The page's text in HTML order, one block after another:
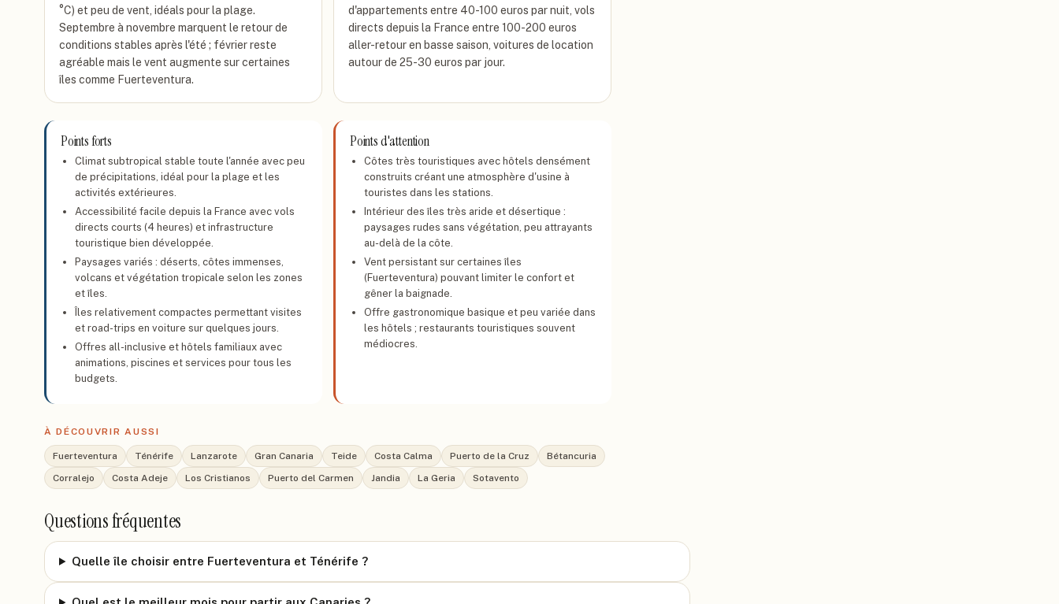
°C) et peu de vent, idéals pour la plage.
Septembre à novembre marquent le retour de
conditions stables après l'été ; février reste
agréable mais le vent augmente sur certaines
îles comme Fuerteventura.
d'appartements entre 40-100 euros par nuit, vols
directs depuis la France entre 100-200 euros
aller-retour en basse saison, voitures de location
autour de 25-30 euros par jour.
Points forts
Climat subtropical stable toute l'année avec peu
de précipitations, idéal pour la plage et les
activités extérieures.
Accessibilité facile depuis la France avec vols
directs courts (4 heures) et infrastructure
touristique bien développée.
Paysages variés : déserts, côtes immenses,
volcans et végétation tropicale selon les zones
et îles.
Îles relativement compactes permettant visites
et road-trips en voiture sur quelques jours.
Offres all-inclusive et hôtels familiaux avec
animations, piscines et services pour tous les
budgets.
Points d'attention
Côtes très touristiques avec hôtels densément
construits créant une atmosphère d'usine à
touristes dans les stations.
Intérieur des îles très aride et désertique :
paysages rudes sans végétation, peu attrayants
au-delà de la côte.
Vent persistant sur certaines îles
(Fuerteventura) pouvant limiter le confort et
gêner la baignade.
Offre gastronomique basique et peu variée dans
les hôtels ; restaurants touristiques souvent
médiocres.
À DÉCOUVRIR AUSSI
Fuerteventura Ténérife Lanzarote Gran Canaria Teide Costa Calma Puerto de la Cruz
Bétancuria
Corralejo
Costa Adeje Los Cristianos Puerto del Carmen Jandia La Geria Sotavento
Questions fréquentes
Quelle île choisir entre Fuerteventura et Ténérife ?